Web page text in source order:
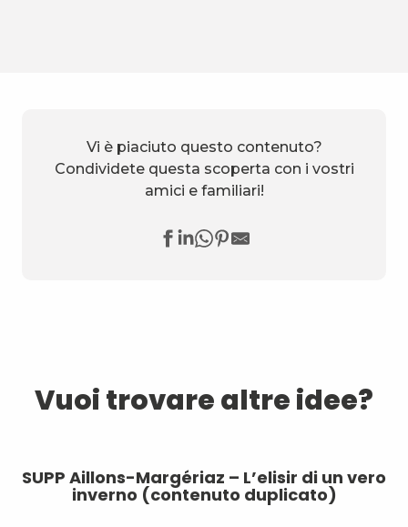
Vi è piaciuto questo contenuto?
Condividete questa scoperta con i vostri
amici e familiari!
Vuoi trovare altre idee?
SUPP Aillons-Margériaz – L’elisir di un vero
inverno (contenuto duplicato)